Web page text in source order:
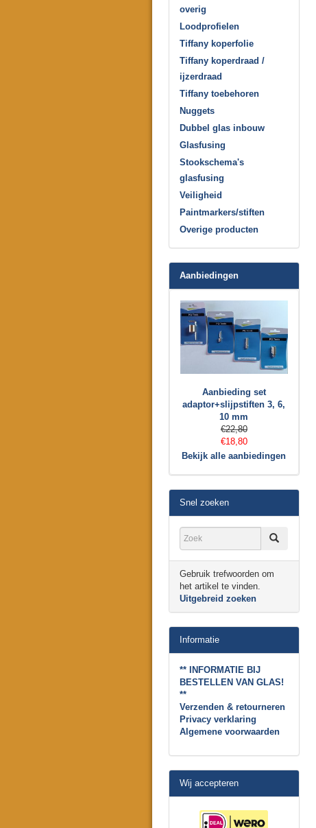
overig
Loodprofielen
Tiffany koperfolie
Tiffany koperdraad /
ijzerdraad
Tiffany toebehoren
Nuggets
Dubbel glas inbouw
Glasfusing
Stookschema's
glasfusing
Veiligheid
Paintmarkers/stiften
Overige producten
Aanbiedingen
Aanbieding set
adaptor+slijpstiften 3, 6,
10 mm
€22,80
€18,80
Bekijk alle aanbiedingen
Snel zoeken
Gebruik trefwoorden om
het artikel te vinden.
Uitgebreid zoeken
Informatie
** INFORMATIE BIJ
BESTELLEN VAN GLAS!
**
Verzenden & retourneren
Privacy verklaring
Algemene voorwaarden
Wij accepteren